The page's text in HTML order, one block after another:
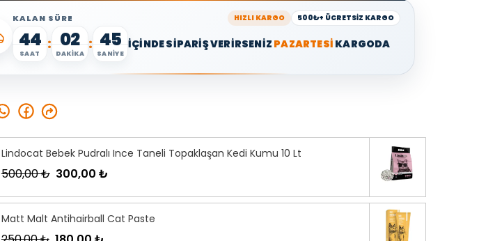
KALAN SÜRE HIZLI KARGO 500₺+ ÜCRETSİZ KARGO
44
SAAT
: 02
DAKİKA
: 44
SANİYE
İÇİNDE SİPARİŞ VERİRSENİZ PAZARTESİ KARGODA
Lindocat Bebek Pudralı Ince Taneli Topaklaşan Kedi Kumu 10 Lt
500,00 ₺ 300,00 ₺
Matt Malt Antihairball Cat Paste